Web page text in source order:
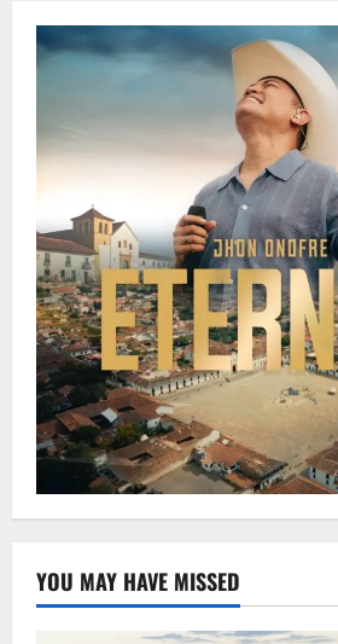
YOU MAY HAVE MISSED